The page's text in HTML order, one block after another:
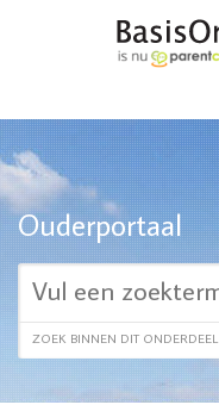
Ouderportaal